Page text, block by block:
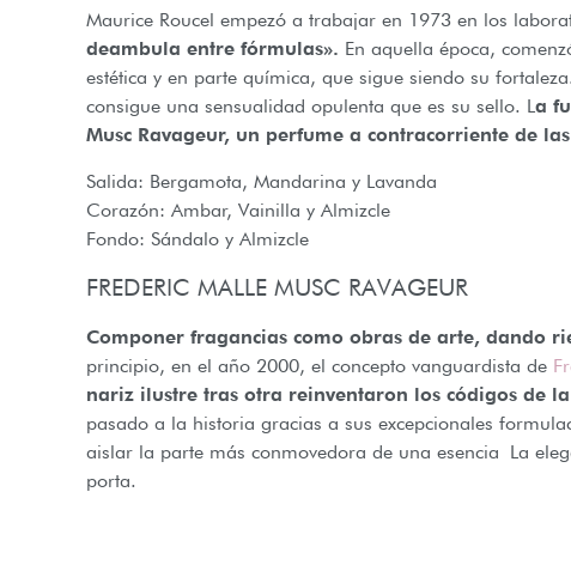
Maurice Roucel empezó a trabajar en 1973 en los
deambula entre fórmulas». En aquella época,
estética y en parte química, que sigue siendo su
consigue una sensualidad opulenta que es su sello. La
Musc Ravageur, un perfume a contracorriente de
Salida: Bergamota, Mandarina y Lavanda
Corazón: Ambar, Vainilla y Almizcle
Fondo: Sándalo y Almizcle
FREDERIC MALLE MUSC RAVAGEUR
Componer fragancias como obras de arte, dando
principio, en el año 2000, el concepto vanguardista de
nariz ilustre tras otra reinventaron los códigos de
pasado a la historia gracias a sus excepcionales
aislar la parte más conmovedora de una esencia La
porta.